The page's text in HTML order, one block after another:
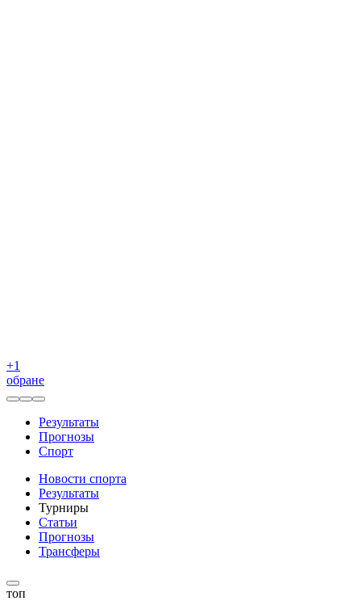
+1
обране
Результаты
Прогнозы
Спорт
Новости спорта
Результаты
Турниры
Статьи
Прогнозы
Трансферы
топ